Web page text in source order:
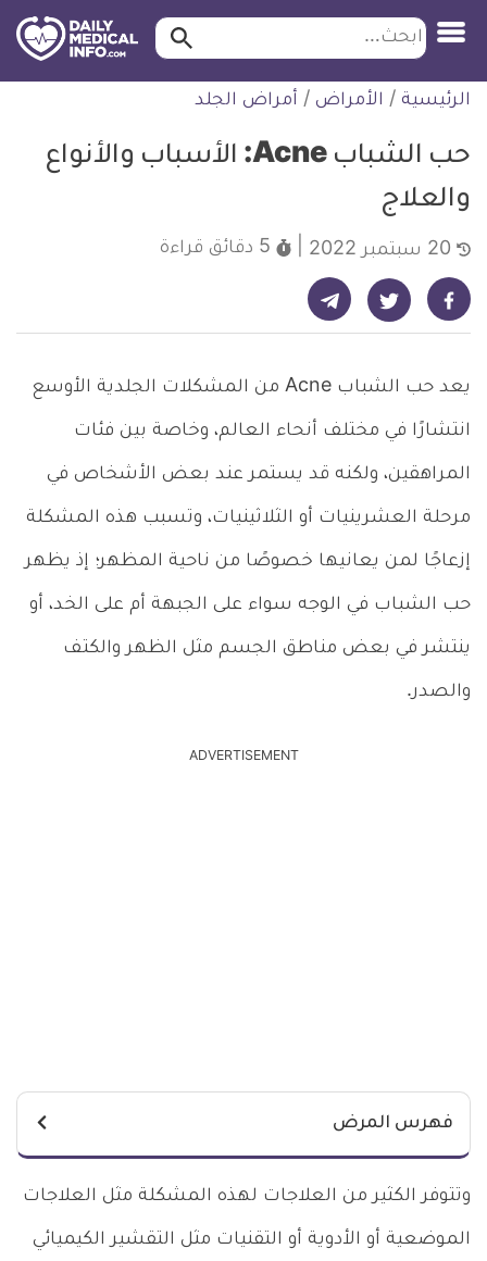
التخطي
للمحتوى
ابحث ابحث…
الرئيسية / الأمراض / أمراض الجلد
حب الشباب Acne: الأسباب والأنواع
والعلاج
5 دقائق قراءة
شارك على فيسبوك - ديلي ميديكال انفو شارك على تويتر - ديلي ميديكال انفو شارك على تيليجرام - ديلي ميديكال انفو
يعد حب الشباب Acne من المشكلات الجلدية الأوسع
انتشارًا في مختلف أنحاء العالم، وخاصة بين فئات
المراهقين، ولكنه قد يستمر عند بعض الأشخاص في
مرحلة العشرينيات أو الثلاثينيات، وتسبب هذه المشكلة
إزعاجًا لمن يعانيها خصوصًا من ناحية المظهر؛ إذ يظهر
حب الشباب في الوجه سواء على الجبهة أم على الخد، أو
ينتشر في بعض مناطق الجسم مثل الظهر والكتف
والصدر.
ADVERTISEMENT
فهرس المرض
وتتوفر الكثير من العلاجات لهذه المشكلة مثل العلاجات
الموضعية أو الأدوية أو التقنيات مثل التقشير الكيميائي